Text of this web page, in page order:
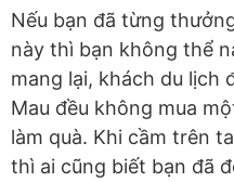
Nếu bạn đã từng
này thì bạn không thể
mang lại, khách du lịch
Mau đều không mua
làm quà. Khi cầm trên
thì ai cũng biết bạn đã